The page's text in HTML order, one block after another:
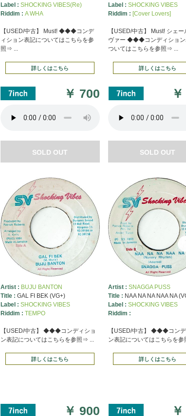
Label : SHOCKING VIBES(Re)
Riddim : A WHA
【USED/中古】 Must! ◆◆◆コンデ
ィション表記についてはこちらを参
照⇒ ...
詳しくはこちら
￥ 700
SOLD OUT
Label : SHOCKING VIBES
Riddim : [Cover Lovers]
【USED/中古】 Must! シェー
ヴァー ◆◆◆コンディション
ついてはこちらを参照⇒ ...
詳しくはこちら
￥
SOLD OUT
Artist : BUJU BANTON
Title : GAL FI BEK (VG+)
Label : SHOCKING VIBES
Riddim : TEMPO
【USED/中古】 ◆◆◆コンディショ
ン表記についてはこちらを参照⇒ ...
詳しくはこちら
￥ 900
Artist : SNAGGA PUSS
Title : NAA NA NA NAA NA
Label : SHOCKING VIBES
Riddim :
【USED/中古】 ◆◆◆コンデ
ン表記についてはこちらを
詳しくはこちら
￥